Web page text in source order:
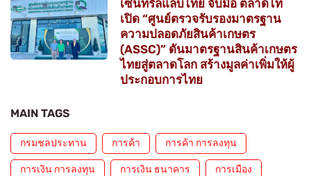
เซ็นทรัลแล็บไทย จับมือ ตลาดไท
เปิด “ศูนย์ตรวจรับรองมาตรฐาน
ความปลอดภัยสินค้าเกษตร
(ASSC)” ดันมาตรฐานสินค้าเกษตร
ไทยสู่ตลาดโลก สร้างมูลค่าเพิ่มให้ผู้
ประกอบการไทย
MAIN TAGS
กรมชลประทาน การค้า การค้า การลงทุน
การเงิน การลงทุน การเงิน ธนาคาร การเมือง